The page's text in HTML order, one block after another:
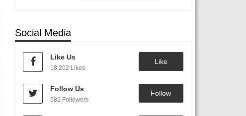
Social Media
Like Us
18.202 Likes
Like
Follow Us
582 Followers
Follow